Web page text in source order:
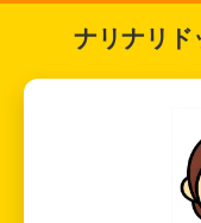
ナリナリド